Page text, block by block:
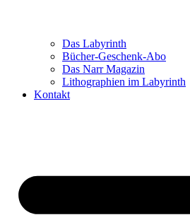
Das Labyrinth
Bücher-Geschenk-Abo
Das Narr Magazin
Lithographien im Labyrinth
Kontakt